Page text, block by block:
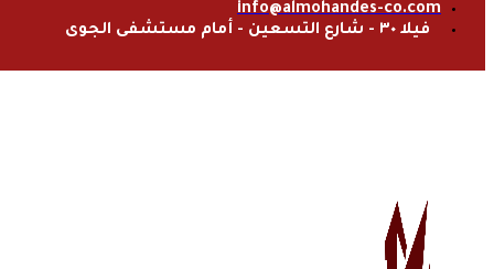
info@almohandes-co.com
فيلا ٣٠ - شارع التسعين - أمام مستشفى الجوى